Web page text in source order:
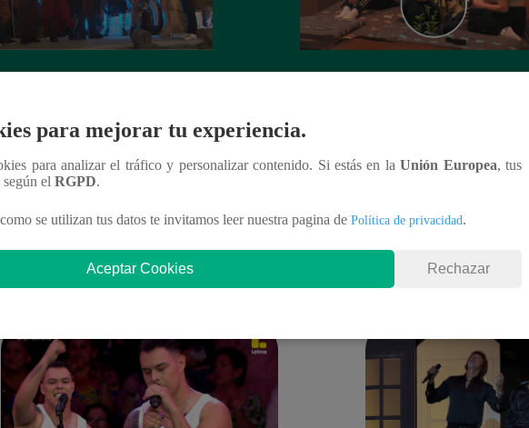
¿Cómo le fue a la actriz en juego
para mejorar tu experiencia.
para analizar el tráfico y personalizar contenido. Si estás en laUnión Europea, tus
según el RGPD.
se utilizan tus datos te invitamos leer nuestra pagina de Política de privacidad.
Aceptar Cookies Rechazar